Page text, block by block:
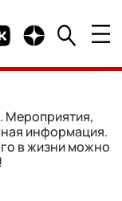
канал HELLO
HELLO
Канал HELLO в
Мероприятия,
информация.
в жизни можно